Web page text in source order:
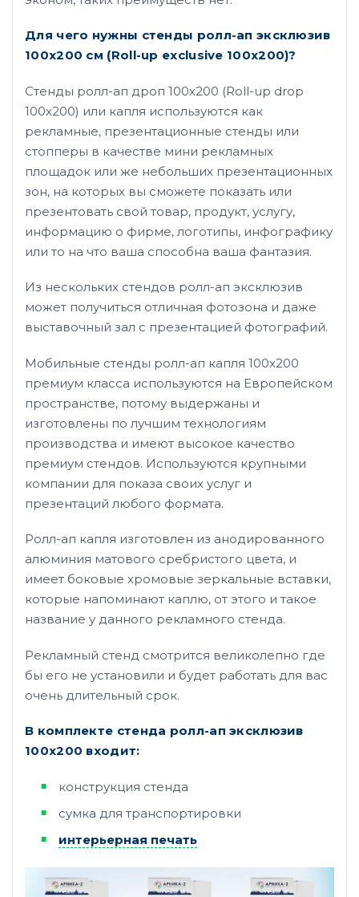
Для чего нужны стенды ролл-ап эксклюзив
100х200 см (Roll-up exclusive 100х200)?
Стенды ролл-ап дроп 100х200 (Roll-up drop
100х200) или капля используются как
рекламные, презентационные стенды или
стопперы в качестве мини рекламных
площадок или же небольших презентационных
зон, на которых вы сможете показать или
презентовать свой товар, продукт, услугу,
информацию о фирме, логотипы, инфографику
или то на что ваша способна ваша фантазия.
Из нескольких стендов ролл-ап эксклюзив
может получиться отличная фотозона и даже
выставочный зал с презентацией фотографий.
Мобильные стенды ролл-ап капля 100х200
премиум класса используются на Европейском
пространстве, потому выдержаны и
изготовлены по лучшим технологиям
производства и имеют высокое качество
премиум стендов. Используются крупными
компании для показа своих услуг и
презентаций любого формата.
Ролл-ап капля изготовлен из анодированного
алюминия матового сребристого цвета, и
имеет боковые хромовые зеркальные вставки,
которые напоминают каплю, от этого и такое
название у данного рекламного стенда.
Рекламный стенд смотрится великолепно где
бы его не установили и будет работать для вас
очень длительный срок.
В комплекте стенда ролл-ап эксклюзив
100х200 входит:
конструкция стенда
сумка для транспортировки
интерьерная печать